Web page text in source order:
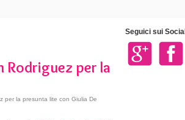
Rodriguez per la
per la presunta lite con Giulia De
Seguici sui Social